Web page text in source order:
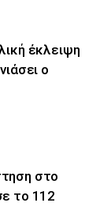
έκλειψη
ο
στο
το 112